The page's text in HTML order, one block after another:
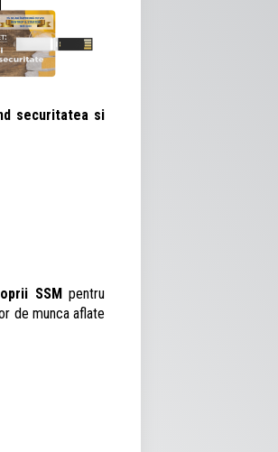
securitatea si
SSMpentru
de munca aflate